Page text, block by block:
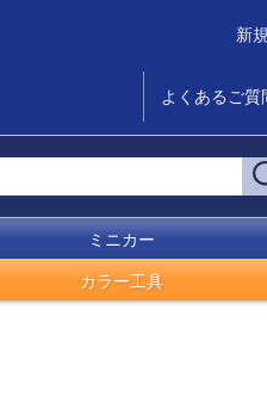
新
よくあるご質
ミニカー
カラー工具